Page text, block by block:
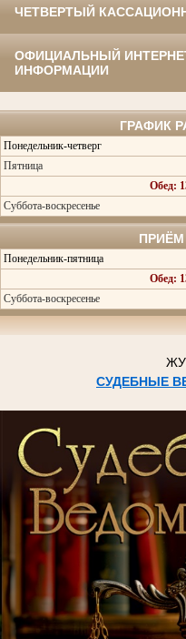
ЧЕТВЕРТЫЙ
ОФИЦИАЛЬНЫЙ
ИНФОРМАЦИИ
ГРАФИК
Понедельник-четверг
Пятница
Обед:
Суббота-воскресенье
Понедельник-пятница
Обед:
Суббота-воскресенье
СУДЕБНЫЕ